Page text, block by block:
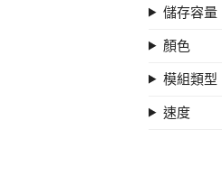
儲存容量
顏色
模組類型
速度